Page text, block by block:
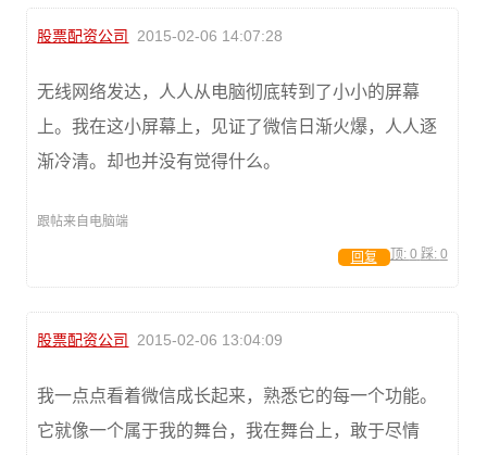
股票配资公司 2015-02-06 14:07:28
无线网络发达，人人从电脑彻底转到了小小的屏幕
上。我在这小屏幕上，见证了微信日渐火爆，人人逐
渐冷清。却也并没有觉得什么。
跟帖来自电脑端
顶: 0 踩: 0
回复
股票配资公司 2015-02-06 13:04:09
我一点点看着微信成长起来，熟悉它的每一个功能。
它就像一个属于我的舞台，我在舞台上，敢于尽情